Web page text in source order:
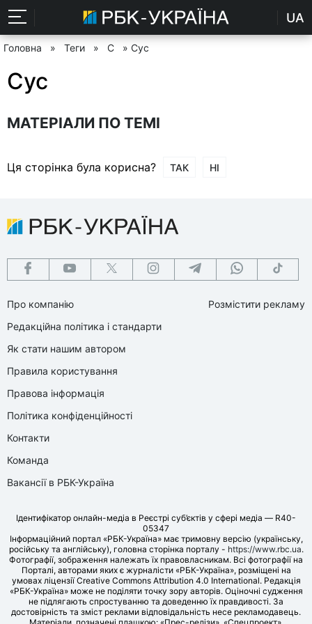
UA
Головна » Теги » С » Сус
Сус
МАТЕРІАЛИ ПО ТЕМІ
Ця сторінка була корисна? ТАК НІ
Про компанію
Редакційна політика і стандарти
Як стати нашим автором
Правила користування
Правова інформація
Політика конфіденційності
Контакти
Команда
Вакансії в РБК-Україна
Розмістити рекламу
Ідентифікатор онлайн-медіа в Реєстрі суб’єктів у сфері медіа — R40-
05347
Інформаційний портал «РБК-Україна» має тримовну версію (українську,
російську та англійську), головна сторінка порталу - https://www.rbc.ua.
Фотографії, зображення належать їх правовласникам. Всі фотографії на
Порталі, авторами яких є журналісти «РБК-Україна», розміщені на
умовах ліцензії Creative Commons Attribution 4.0 International. Редакція
«РБК-Україна» може не поділяти точку зору авторів. Оціночні судження
не підлягають спростуванню та доведенню їх правдивості. За
достовірність та зміст реклами відповідальність несе рекламодавець.